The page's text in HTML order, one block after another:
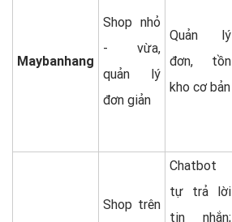
Maybanhang
Shop nhỏ
- vừa,
quản lý
đơn giản
Quản lý
đơn, tồn
kho cơ bản
Shop trên
Chatbot
tự trả lời
tin nhắn;